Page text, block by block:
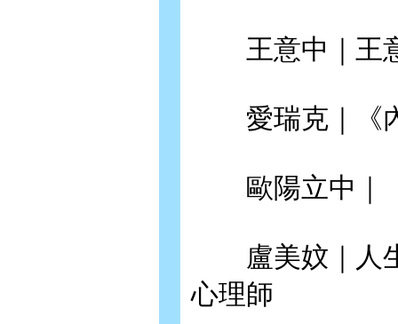
王意中｜王意
愛瑞克｜《內
歐陽立中｜《
盧美妏｜人生
心理師